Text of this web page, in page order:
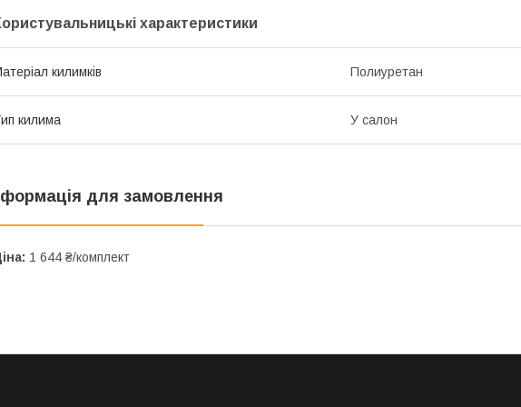
характеристики
килимків Полиуретан
килима У салон
для замовлення
1 644 ₴/комплект